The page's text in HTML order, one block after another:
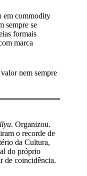
em commodity
sempre se
formais
marca
nem sempre
. Organizou.
o recorde de
da Cultura,
do próprio
de coincidência.